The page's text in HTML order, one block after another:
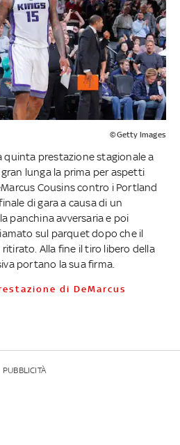
©Getty Images
quinta prestazione stagionale a
lunga la prima per aspetti
Cousins contro i Portland
di gara a causa di un
panchina avversaria e poi
sul parquet dopo che il
Alla fine il tiro libero della
portano la sua firma.
PUBBLICITÀ